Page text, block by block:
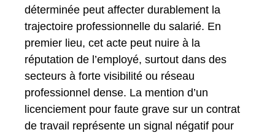
déterminée peut affecter durablement la
trajectoire professionnelle du salarié. En
premier lieu, cet acte peut nuire à la
réputation de l’employé, surtout dans des
secteurs à forte visibilité ou réseau
professionnel dense. La mention d’un
licenciement pour faute grave sur un contrat
de travail représente un signal négatif pour